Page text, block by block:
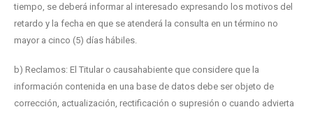
tiempo, se deberá informar al interesado expresando los motivos del
retardo y la fecha en que se atenderá la consulta en un término no
mayor a cinco (5) días hábiles.
b) Reclamos: El Titular o causahabiente que considere que la
información contenida en una base de datos debe ser objeto de
corrección, actualización, rectificación o supresión o cuando advierta